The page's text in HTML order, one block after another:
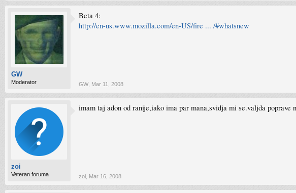
GW
Moderator
Beta 4:
http://en-us.www.mozilla.com/en-US/fire ... /#whatsnew
GW Mar 11, 2008
zoi
Veteran foruma
imam taj adon od ranije,iako ima par mana,svidja mi se.valjda poprave
zoi Mar 16, 2008